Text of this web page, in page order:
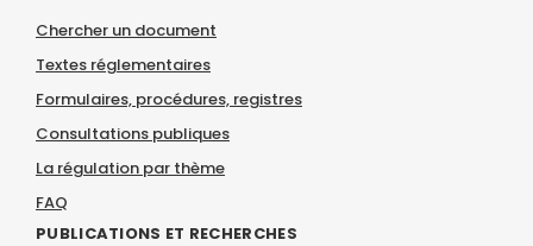
Chercher un document
Textes réglementaires
Formulaires, procédures, registres
Consultations publiques
La régulation par thème
FAQ
PUBLICATIONS ET RECHERCHES